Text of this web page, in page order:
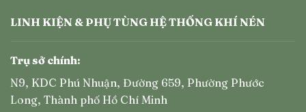
LINH KIỆN & PHỤ TÙNG HỆ THỐNG KHÍ NÉN
Trụ sở chính:
N9, KDC Phú Nhuận, Đường 659, Phường Phước
Long, Thành phố Hồ Chí Minh